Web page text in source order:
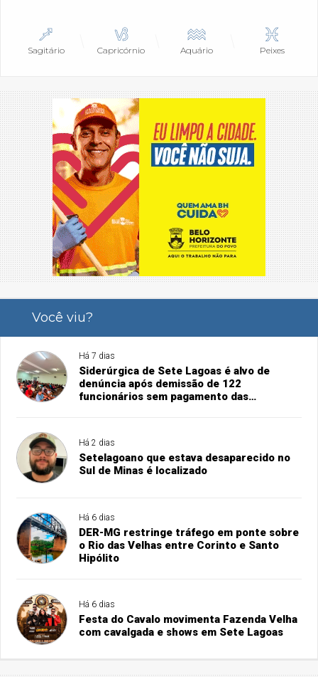
Sagitário Capricórnio Aquário Peixes
Você viu?
Há 7 dias
Siderúrgica de Sete Lagoas é alvo de
denúncia após demissão de 122
funcionários sem pagamento das
Há 2 dias
Setelagoano que estava desaparecido no
Sul de Minas é localizado
Há 6 dias
DER-MG restringe tráfego em ponte sobre
o Rio das Velhas entre Corinto e Santo
Hipólito
Há 6 dias
Festa do Cavalo movimenta Fazenda Velha
com cavalgada e shows em Sete Lagoas